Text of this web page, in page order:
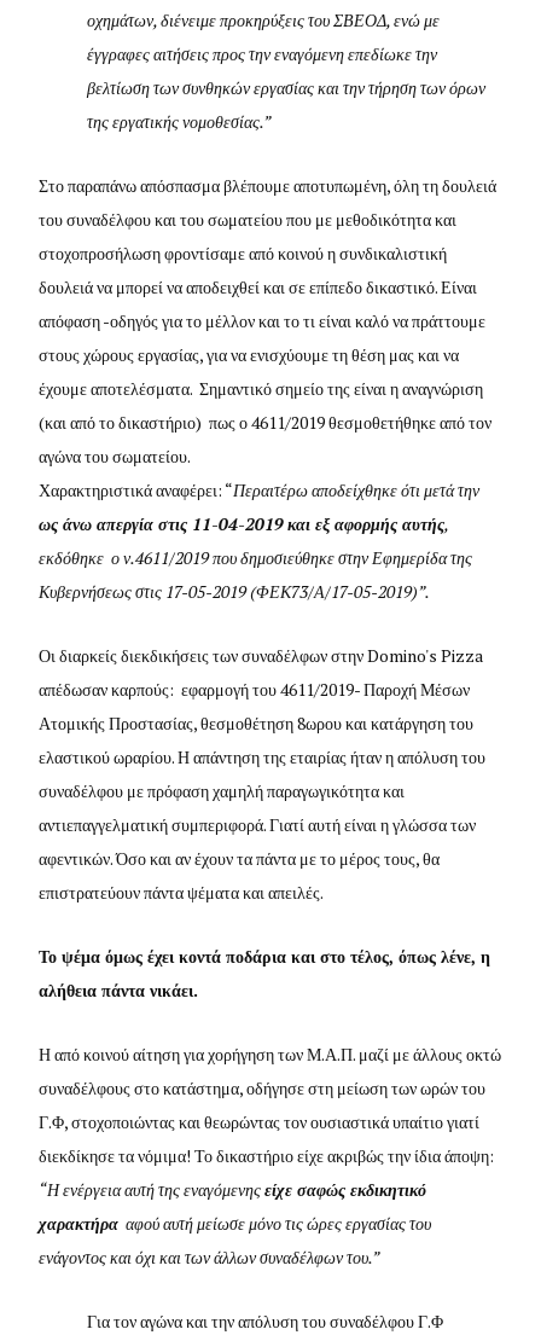
οχημάτων, διένειμε προκηρύξεις του ΣΒΕΟΔ, ενώ με
έγγραφες αιτήσεις προς την εναγόμενη επεδίωκε την
βελτίωση των συνθηκών εργασίας και την τήρηση των όρων
της εργατικής νομοθεσίας.”
Στο παραπάνω απόσπασμα βλέπουμε αποτυπωμένη, όλη τη δουλειά
του συναδέλφου και του σωματείου που με μεθοδικότητα και
στοχοπροσήλωση φροντίσαμε από κοινού η συνδικαλιστική
δουλειά να μπορεί να αποδειχθεί και σε επίπεδο δικαστικό. Είναι
απόφαση -οδηγός για το μέλλον και το τι είναι καλό να πράττουμε
στους χώρους εργασίας, για να ενισχύουμε τη θέση μας και να
έχουμε αποτελέσματα. Σημαντικό σημείο της είναι η αναγνώριση
(και από το δικαστήριο) πως ο 4611/2019 θεσμοθετήθηκε από τον
αγώνα του σωματείου.
Χαρακτηριστικά αναφέρει: “Περαιτέρω αποδείχθηκε ότι μετά την
ως άνω απεργία στις 11-04-2019και εξ αφορμής αυτής,
εκδόθηκε ο ν.4611/2019 που δημοσιεύθηκε στην Εφημερίδα της
Κυβερνήσεως στις 17-05-2019 (ΦΕΚ73/Α/17-05-2019)”.
Οι διαρκείς διεκδικήσεις των συναδέλφων στην Domino's Pizza
απέδωσαν καρπούς: εφαρμογή του 4611/2019- Παροχή Μέσων
Ατομικής Προστασίας, θεσμοθέτηση 8ωρου και κατάργηση του
ελαστικού ωραρίου. Η απάντηση της εταιρίας ήταν η απόλυση του
συναδέλφου με πρόφαση χαμηλή παραγωγικότητα και
αντιεπαγγελματική συμπεριφορά. Γιατί αυτή είναι η γλώσσα των
αφεντικών. Όσο και αν έχουν τα πάντα με το μέρος τους, θα
επιστρατεύουν πάντα ψέματα και απειλές.
Το ψέμα όμως έχει κοντά ποδάρια και στο τέλος, όπως λένε, η
αλήθεια πάντα νικάει.
Η από κοινού αίτηση για χορήγηση των Μ.Α.Π. μαζί με άλλους οκτώ
συναδέλφους στο κατάστημα, οδήγησε στη μείωση των ωρών του
Γ.Φ, στοχοποιώντας και θεωρώντας τον ουσιαστικά υπαίτιο γιατί
διεκδίκησε τα νόμιμα! Το δικαστήριο είχε ακριβώς την ίδια άποψη:
“Η ενέργεια αυτή της εναγόμενηςείχε σαφώς εκδικητικό
χαρακτήρα αφού αυτή μείωσε μόνο τις ώρες εργασίας του
ενάγοντος και όχι και των άλλων συναδέλφων του.”
Για τον αγώνα και την απόλυση του συναδέλφου Γ.Φ